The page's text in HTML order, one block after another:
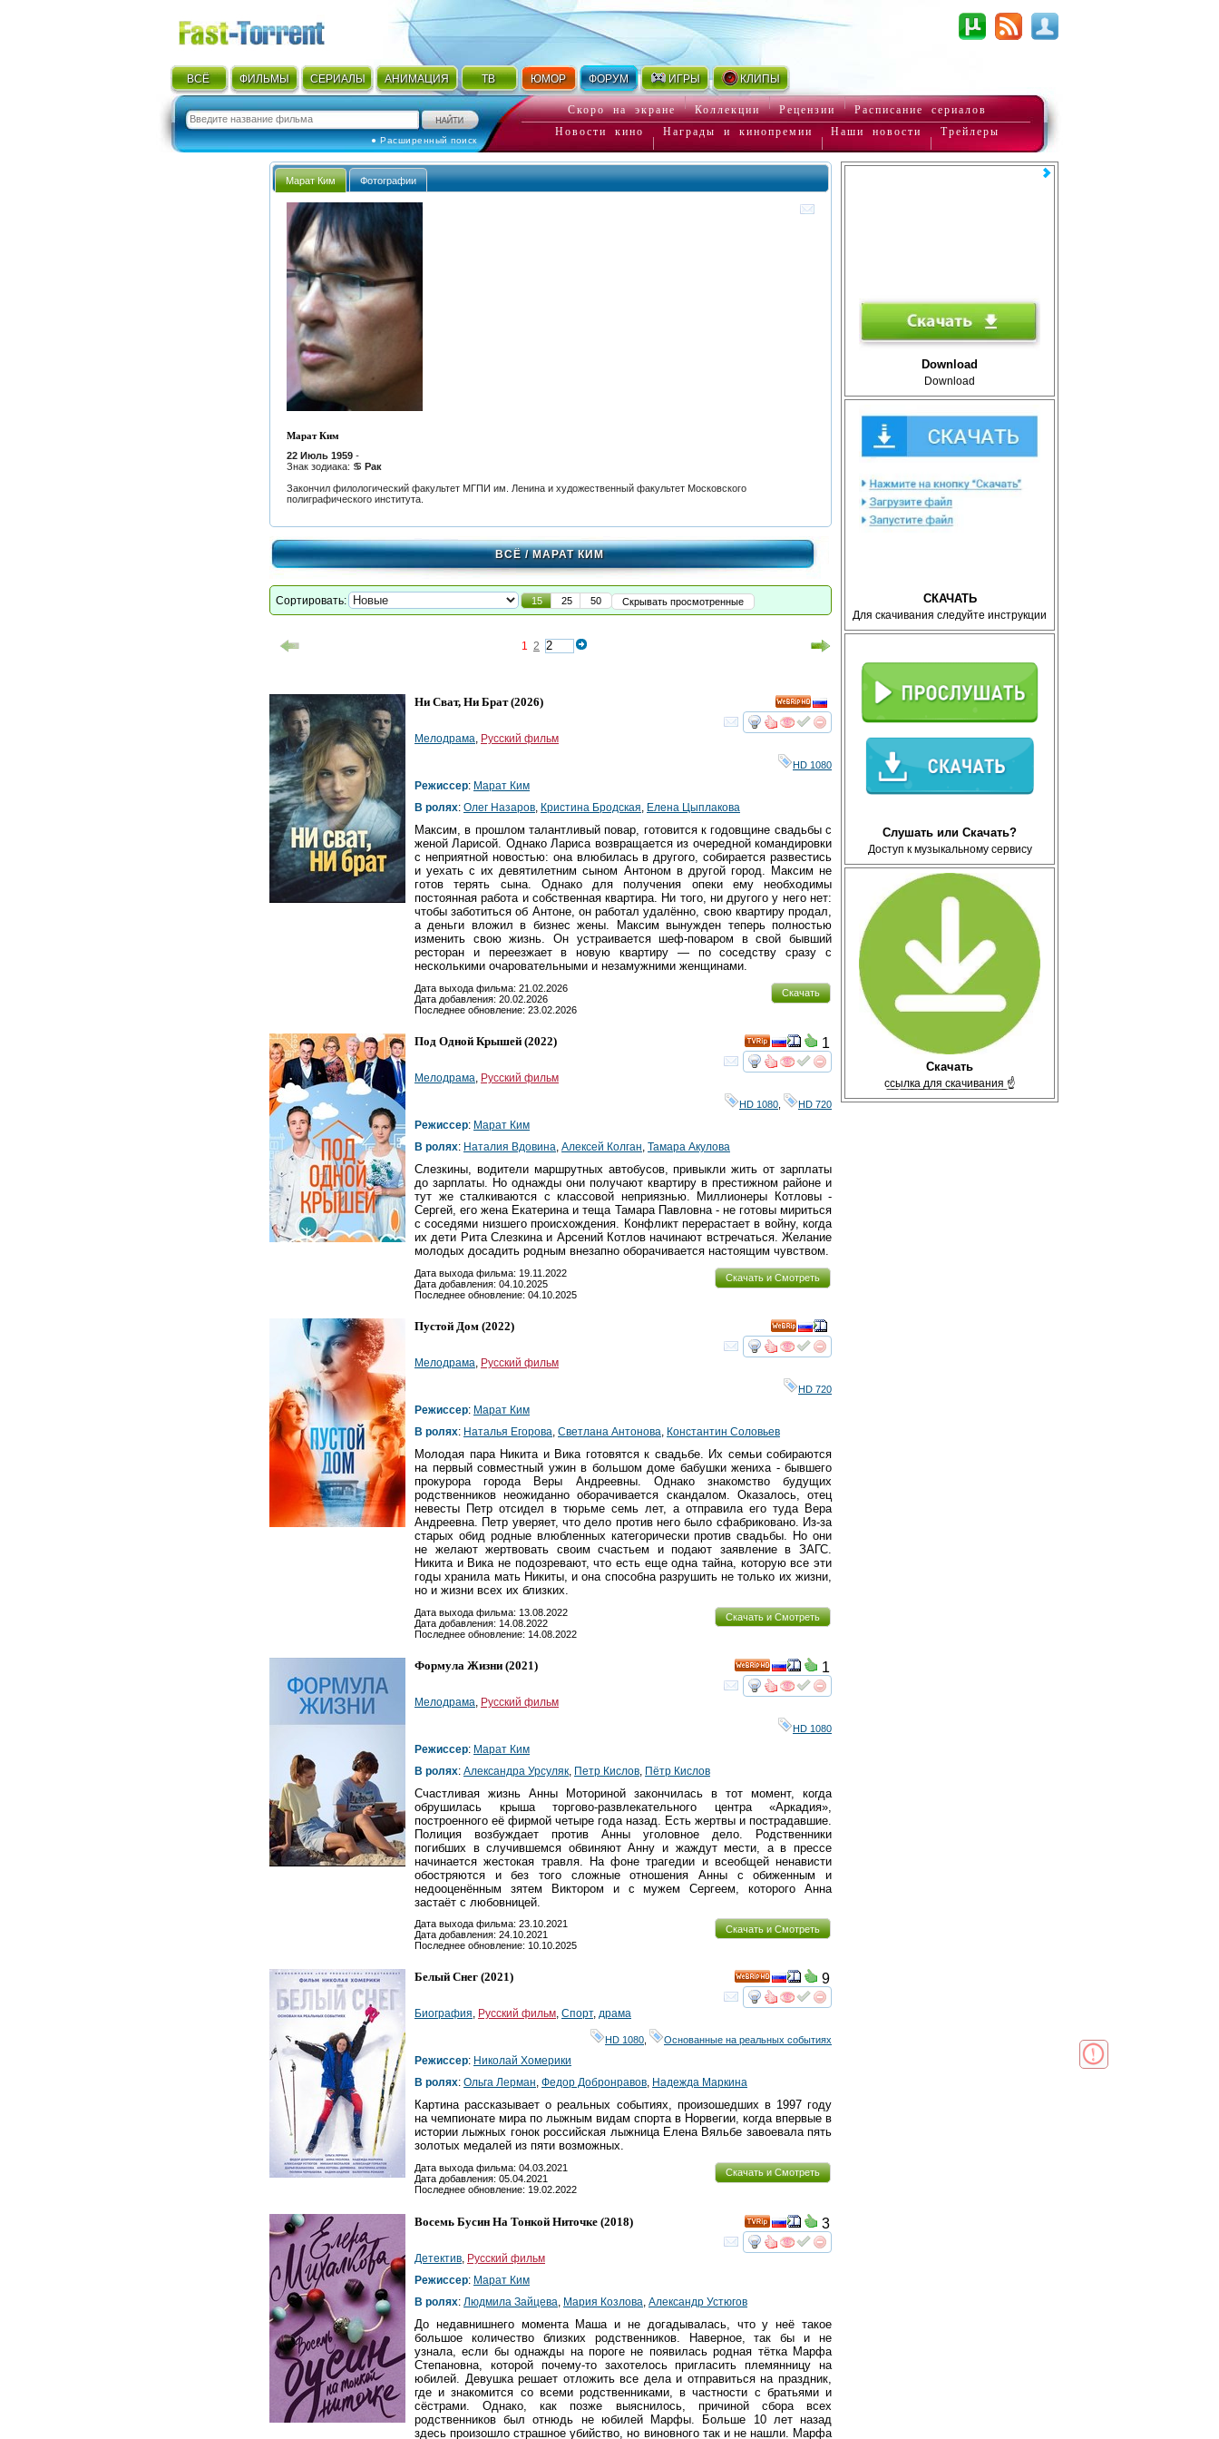
ВСЁ ФИЛЬМЫ СЕРИАЛЫ АНИМАЦИЯ ТВ ЮМОР ФОРУМ ИГРЫ КЛИПЫ
● Расширенный поиск
Скоро на экране Коллекции Рецензии
Расписание сериалов
Новости кино
Награды и кинопремии Наши новости Трейлеры
Download
Download
СКАЧАТЬ
Для скачивания следуйте инструкции
Слушать или Скачать?
Доступ к музыкальному сервису
Скачать
с̲с̲ы̲л̲к̲а̲ ̲д̲л̲я̲ ̲с̲к̲а̲ч̲и̲в̲а̲н̲и̲я̲ ☝
Марат Ким Фотографии
Марат Ким
22 Июль 1959 -
Знак зодиака: ♋ Рак
Закончил филологический факультет МГПИ им. Ленина и художественный факультет Московского
полиграфического института.
ВСЁ/ МАРАТ КИМ
Сортировать: 15 25 50 Скрывать просмотренные
1 2
смотретьинтересует
HD
Ни Сват, Ни Брат(2026)
Мелодрама, Русский фильм
HD 1080
Режиссер: Марат Ким
В ролях: Олег Назаров, Кристина Бродская, Елена Цыплакова
Максим, в прошлом талантливый повар, готовится к годовщине свадьбы с
женой Ларисой. Однако Лариса возвращается из очередной командировки
с неприятной новостью: она влюбилась в другого, собирается развестись
и уехать с их девятилетним сыном Антоном в другой город. Максим не
готов терять сына. Однако для получения опеки ему необходимы
постоянная работа и собственная квартира. Ни того, ни другого у него нет:
чтобы заботиться об Антоне, он работал удалённо, свою квартиру продал,
а деньги вложил в бизнес жены. Максим вынужден теперь полностью
изменить свою жизнь. Он устраивается шеф-поваром в свой бывший
ресторан и переезжает в новую квартиру — по соседству сразу с
несколькими очаровательными и незамужними женщинами.
Скачать
Дата выхода фильма: 21.02.2026
Дата добавления: 20.02.2026
Последнее обновление: 23.02.2026
смотретьинтересует
1
Под Одной Крышей (2022)
Мелодрама, Русский фильм
HD 1080 HD 720
Режиссер: Марат Ким
В ролях: Наталия Вдовина, Алексей Колган, Тамара Акулова
Слезкины, водители маршрутных автобусов, привыкли жить от зарплаты
до зарплаты. Но однажды они получают квартиру в престижном районе и
тут же сталкиваются с классовой неприязнью. Миллионеры Котловы -
Сергей, его жена Екатерина и теща Тамара Павловна - не готовы мириться
с соседями низшего происхождения. Конфликт перерастает в войну, когда
их дети Рита Слезкина и Арсений Котлов начинают встречаться. Желание
молодых досадить родным внезапно оборачивается настоящим чувством.
Скачать и Смотреть
Дата выхода фильма: 19.11.2022
Дата добавления: 04.10.2025
Последнее обновление: 04.10.2025
смотретьинтересует
Пустой Дом (2022)
Мелодрама Русский фильм
HD 720
Режиссер: Марат Ким
В ролях: Наталья Егорова Светлана Антонова Константин Соловьев
Молодая пара Никита и Вика готовятся к свадьбе. Их семьи собираются
на первый совместный ужин в большом доме бабушки жениха - бывшего
прокурора города Веры Андреевны. Однако знакомство будущих
родственников неожиданно оборачивается скандалом. Оказалось, отец
невесты Петр отсидел в тюрьме семь лет, а отправила его туда Вера
Андреевна. Петр уверяет, что дело против него было сфабриковано. Из-за
старых обид родные влюбленных категорически против свадьбы. Но они
не желают жертвовать своим счастьем и подают заявление в ЗАГС.
Никита и Вика не подозревают, что есть еще одна тайна, которую все эти
годы хранила мать Никиты, и она способна разрушить не только их жизни,
но и жизни всех их близких.
Скачать и Смотреть
Дата выхода фильма: 13.08.2022
Дата добавления: 14.08.2022
Последнее обновление: 14.08.2022
смотретьинтересует
HD
1
Формула Жизни (2021)
Мелодрама Русский фильм
HD 1080
Режиссер: Марат Ким
В ролях: Александра Урсуляк Петр Кислов Пётр Кислов
Счастливая жизнь Анны Моториной закончилась в тот момент, когда
обрушилась крыша торгово-развлекательного центра «Аркадия»,
построенного её фирмой четыре года назад. Есть жертвы и пострадавшие.
Полиция возбуждает против Анны уголовное дело. Родственники
погибших в случившемся обвиняют Анну и жаждут мести, а в прессе
начинается жестокая травля. На фоне трагедии и всеобщей ненависти
обостряются и без того сложные отношения Анны с обиженным и
недооценённым зятем Виктором и с мужем Сергеем, которого Анна
застаёт с любовницей.
Скачать и Смотреть
Дата выхода фильма: 23.10.2021
Дата добавления: 24.10.2021
Последнее обновление: 10.10.2025
смотретьинтересует
HD
9
Белый Снег (2021)
Биография, Русский фильм, Спорт, драма
HD 1080 Основанные на реальных событиях
Режиссер: Николай Хомерики
В ролях: Ольга Лерман, Федор Добронравов, Надежда Маркина
Картина рассказывает о реальных событиях, произошедших в 1997 году
на чемпионате мира по лыжным видам спорта в Норвегии, когда впервые в
истории лыжных гонок российская лыжница Елена Вяльбе завоевала пять
золотых медалей из пяти возможных.
Скачать и Смотреть
Дата выхода фильма: 04.03.2021
Дата добавления: 05.04.2021
Последнее обновление: 19.02.2022
смотретьинтересует
3
Восемь Бусин На Тонкой Ниточке (2018)
Детектив, Русский фильм
Режиссер: Марат Ким
В ролях: Людмила Зайцева, Мария Козлова, Александр Устюгов
До недавнишнего момента Маша и не догадывалась, что у неё такое
большое количество близких родственников. Наверное, так бы и не
узнала, если бы однажды на пороге не появилась родная тётка Марфа
Степановна, которой почему-то захотелось пригласить племянницу на
юбилей. Девушка решает отложить все дела и отправиться на праздник,
где и знакомится со всеми родственниками, в частности с братьями и
сёстрами. Однако, как позже выяснилось, причиной сбора всех
родственников был отнюдь не юбилей Марфы. Больше 10 лет назад
здесь произошло страшное убийство, но виновного так и не нашли. Марфа